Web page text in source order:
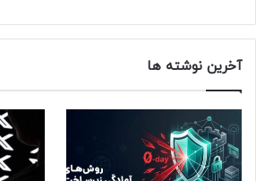
آخرین نوشته ها